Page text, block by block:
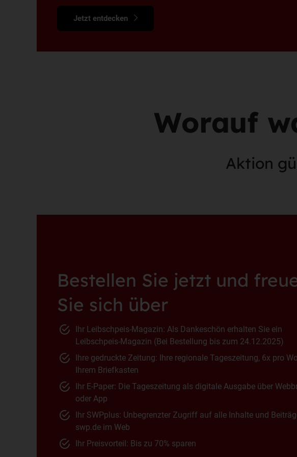
Jetzt entdecken
Worauf
Aktion
Bestellen Sie jetzt und
Sie sich über
Ihr Leibschpeis-Magazin: Als Dankeschön erhalten Sie ein
Leibschpeis-Magazin (Bei Bestellung bis zum 24.12.2025)
Ihre gedruckte Zeitung: Ihre regionale Tageszeitung, 6x pro
Ihrem Briefkasten
Ihr E-Paper: Die Tageszeitung als digitale Ausgabe über
oder App
Ihr SWPplus: Unbegrenzter Zugriff auf alle Inhalte und
swp.de im Web
Ihr Preisvorteil: Bis zu 70% sparen